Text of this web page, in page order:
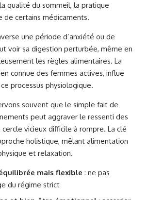
qualité du sommeil, la pratique
de certains médicaments.
une période d’anxiété ou de
voir sa digestion perturbée, même en
les règles alimentaires. La
connue des femmes actives, influe
processus physiologique.
souvent que le simple fait de
peut aggraver le ressenti des
cercle vicieux difficile à rompre. La clé
holistique, mêlant alimentation
et relaxation.
mais flexible : ne pas
du régime strict